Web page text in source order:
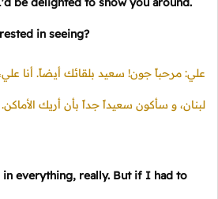
in seeing?
علي: مرحباً جون! سعيد بلقائك أيضاً. أنا
لبنان، و سأكون سعيداً جداً بأن أريك
everything, really. But if I had to